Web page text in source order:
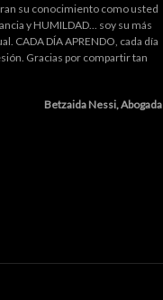
su conocimiento como usted
y HUMILDAD... soy su más
CADA DÍA APRENDO, cada día
Gracias por compartir tan
Betzaida Nessi, Abogada